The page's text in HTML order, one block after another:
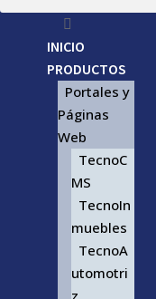
INICIO
PRODUCTOS
Portales y
Páginas
Web
TecnoC
MS
TecnoIn
muebles
TecnoA
utomotri